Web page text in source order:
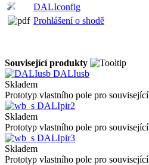
DALIconfig
Prohlášení o shodě
Související produkty
DALIusb
Skladem
Prototyp vlastního pole pro
DALIpir2
Skladem
Prototyp vlastního pole pro
DALIpir3
Skladem
Prototyp vlastního pole pro